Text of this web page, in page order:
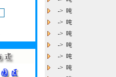
-> 吨
-> 吨
-> 吨
-> 吨
-> 吨
-> 吨